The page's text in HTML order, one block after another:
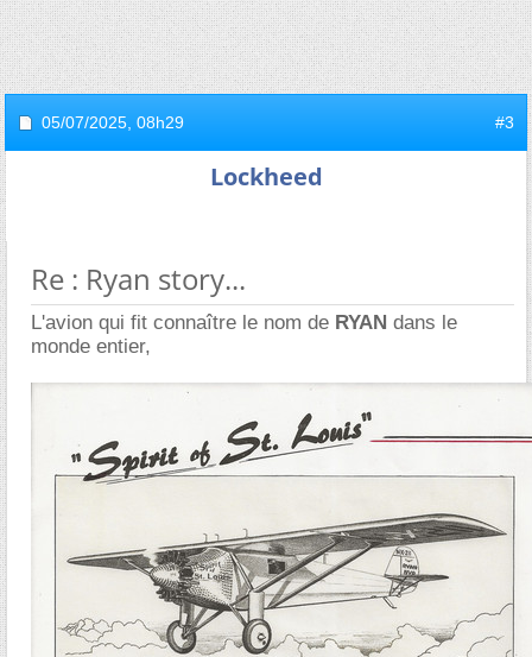
05/07/2025, 08h29 #3
Lockheed
Re : Ryan story...
L'avion qui fit connaître le nom de RYAN dans le
monde entier,